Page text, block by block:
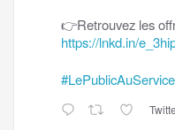
👉Retrouvez les
https://lnkd.in/